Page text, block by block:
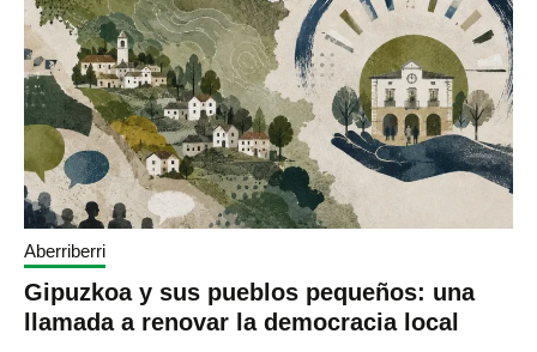
Aberriberri
Gipuzkoa y sus pueblos pequeños: una
llamada a renovar la democracia local